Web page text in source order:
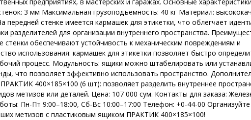
3 мм Максимальная грузоподъемность: 40 кг Материал:
передней стенке имеется кармашек для этикетки, что облегчает
разделителей для организации внутреннего пространства.
стенки обеспечивают устойчивость к механическим повреждениям и
использования: кармашек для этикетки позволяет быстро
процесс. Модульность: ящики можно штабелировать или
что позволяет эффективно использовать пространство.
400×185×100 (6 шт): позволяет разделить внутреннее
метизов или деталей. Цена: 107 000 сум. Контакты для заказа:
Пн-Пт 9:00–18:00, Сб-Вс 10:00–17:00 Телефон: +0-44-00 Организуйте
метизов с пластиковым ящиком ПРАКТИК 400×185×100!